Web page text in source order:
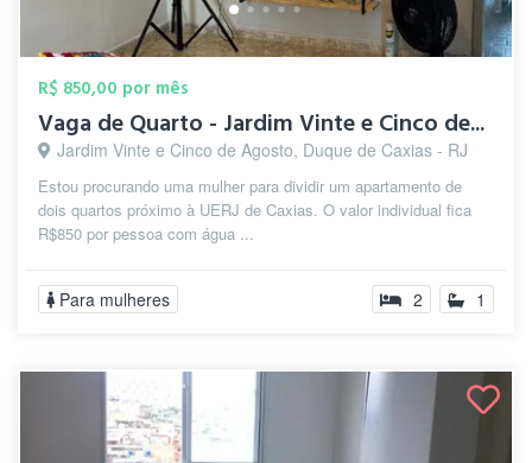
R$ 850,00 por mês
Vaga de Quarto - Jardim Vinte e Cinco de...
Jardim Vinte e Cinco de Agosto, Duque de Caxias - RJ
Estou procurando uma mulher para dividir um apartamento de
dois quartos próximo à UERJ de Caxias. O valor individual fica
R$850 por pessoa com água ...
Para mulheres 2 1